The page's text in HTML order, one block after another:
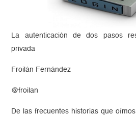
La autenticación de dos pasos
privada
Froilán Fernández
@froilan
De las frecuentes historias que